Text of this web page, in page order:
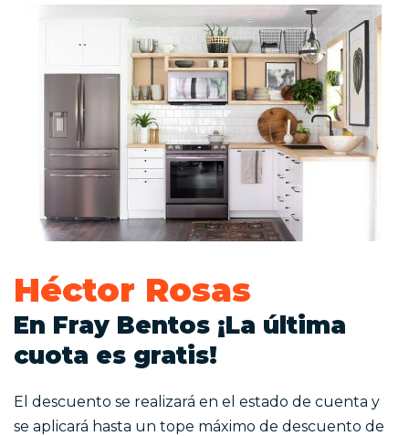
Héctor Rosas
En Fray Bentos ¡La última
cuota es gratis!
El descuento se realizará en el estado de cuenta y
se aplicará hasta un tope máximo de descuento de